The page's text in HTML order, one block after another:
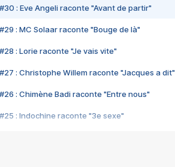
#30 : Eve Angeli raconte "Avant de partir"
#29 : MC Solaar raconte "Bouge de là"
#28 : Lorie raconte "Je vais vite"
#27 : Christophe Willem raconte "Jacques a dit"
#26 : Chimène Badi raconte "Entre nous"
#25 : Indochine raconte "3e sexe"